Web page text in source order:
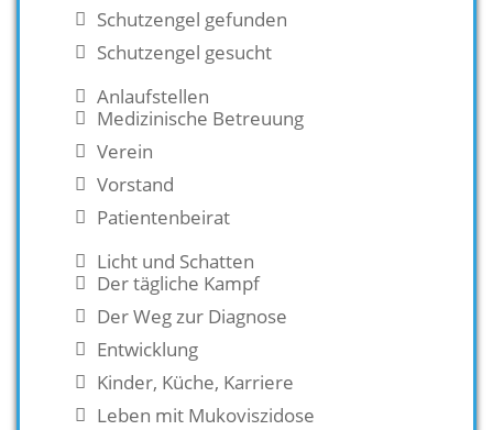
Schutzengel gefunden
Schutzengel gesucht
Anlaufstellen
Medizinische Betreuung
Verein
Vorstand
Patientenbeirat
Licht und Schatten
Der tägliche Kampf
Der Weg zur Diagnose
Entwicklung
Kinder, Küche, Karriere
Leben mit Mukoviszidose